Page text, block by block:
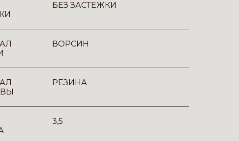
БЕЗ ЗАСТЕЖКИ
ВОРСИН
РЕЗИНА
3,5